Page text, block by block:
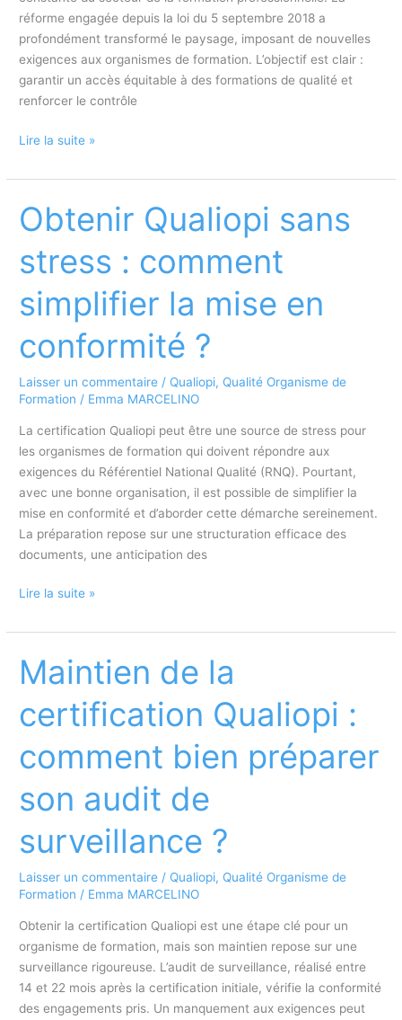
réforme engagée depuis la loi du 5 septembre 2018 a
profondément transformé le paysage, imposant de nouvelles
exigences aux organismes de formation. L’objectif est clair :
garantir un accès équitable à des formations de qualité et
renforcer le contrôle
Comment
Qualiopi
la
de
formation
professionnelle
?
Lire la suite »
Obtenir Qualiopi sans
stress : comment
simplifier la mise en
conformité ?
Laisser un commentaire / Qualiopi, Qualité Organisme de
Formation / Emma MARCELINO
La certification Qualiopi peut être une source de stress pour
les organismes de formation qui doivent répondre aux
exigences du Référentiel National Qualité (RNQ). Pourtant,
avec une bonne organisation, il est possible de simplifier la
mise en conformité et d’aborder cette démarche sereinement.
La préparation repose sur une structuration efficace des
documents, une anticipation des
Obtenir
sans
simplifier
mise
conformité
Lire la suite »
Maintien de la
certification Qualiopi :
comment bien préparer
son audit de
surveillance ?
Laisser un commentaire / Qualiopi, Qualité Organisme de
Formation / Emma MARCELINO
Obtenir la certification Qualiopi est une étape clé pour un
organisme de formation, mais son maintien repose sur une
surveillance rigoureuse. L’audit de surveillance, réalisé entre
14 et 22 mois après la certification initiale, vérifie la conformité
des engagements pris. Un manquement aux exigences peut